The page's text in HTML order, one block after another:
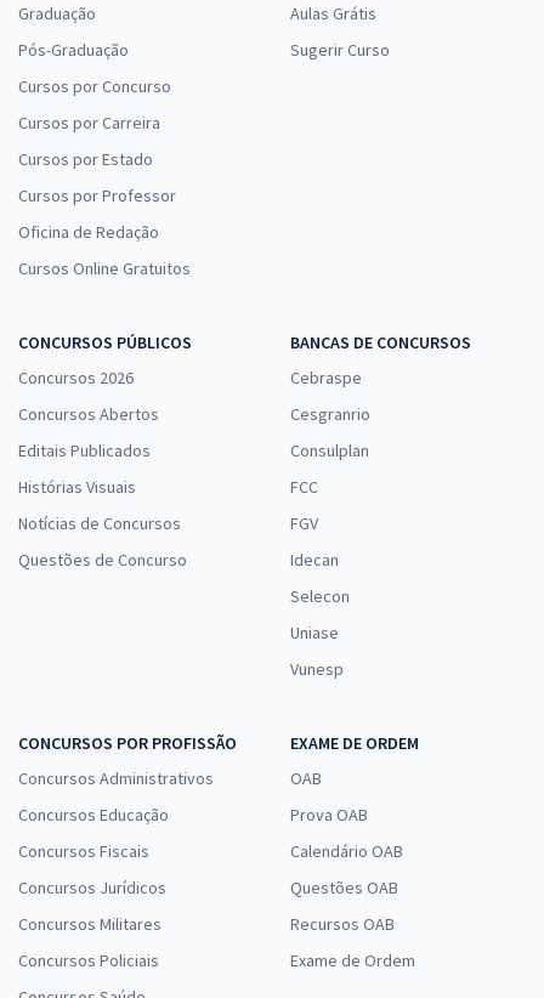
Graduação
Pós-Graduação
Cursos por Concurso
Cursos por Carreira
Cursos por Estado
Cursos por Professor
Oficina de Redação
Cursos Online Gratuitos
Aulas Grátis
Sugerir Curso
CONCURSOS PÚBLICOS
Concursos 2026
Concursos Abertos
Editais Publicados
Histórias Visuais
Notícias de Concursos
Questões de Concurso
BANCAS DE CONCURSOS
Cebraspe
Cesgranrio
Consulplan
FCC
FGV
Idecan
Selecon
Uniase
Vunesp
CONCURSOS POR PROFISSÃO
Concursos Administrativos
Concursos Educação
Concursos Fiscais
Concursos Jurídicos
Concursos Militares
Concursos Policiais
EXAME DE ORDEM
OAB
Prova OAB
Calendário OAB
Questões OAB
Recursos OAB
Exame de Ordem